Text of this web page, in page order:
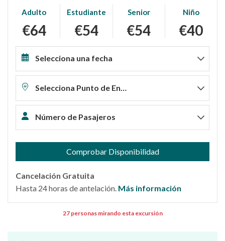
Adulto
€64
Estudiante
€54
Senior
€54
Niño
€40
Selecciona una fecha
Número de Pasajeros
Comprobar Disponibilidad
Cancelación Gratuita
Hasta 24 horas de antelación. Más información
27 personas mirando esta excursión